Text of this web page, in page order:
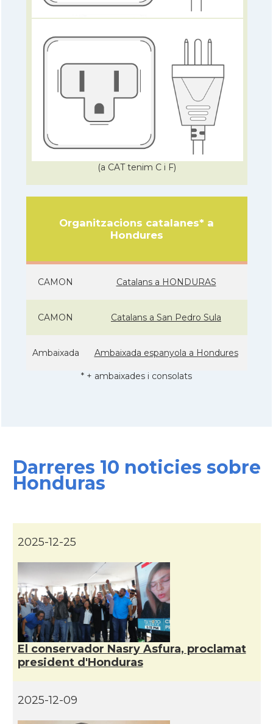
(a CAT tenim C i F)
Organitzacions catalanes* a
Hondures
CAMON Catalans a HONDURAS
CAMON Catalans a San Pedro Sula
Ambaixada Ambaixada espanyola a Hondures
* + ambaixades i consolats
Darreres 10 noticies sobre
Honduras
2025-12-25
El conservador Nasry Asfura, proclamat
president d'Honduras
2025-12-09